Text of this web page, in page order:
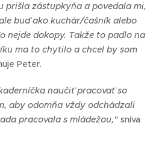
prišla zástupkyňa a povedala mi,
buď ako kuchár/čašník alebo
nejde dokopy. Takže to padlo na
ma to chytilo a chcel by som
Peter.
naučiť pracovať so
aby odomňa vždy odchádzali
pracovala s mládežou," sníva